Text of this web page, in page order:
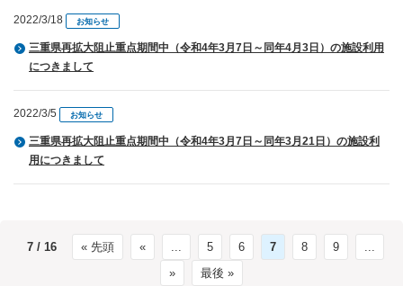
2022/3/18 お知らせ
三重県再拡大阻止重点期間中（令和4年3月7日～同年4月3日）の施設利用
につきまして
2022/3/5 お知らせ
三重県再拡大阻止重点期間中（令和4年3月7日～同年3月21日）の施設利
用につきまして
7 / 16 « 先頭 « ... 5 6 7 8 9
...
»
最後 »